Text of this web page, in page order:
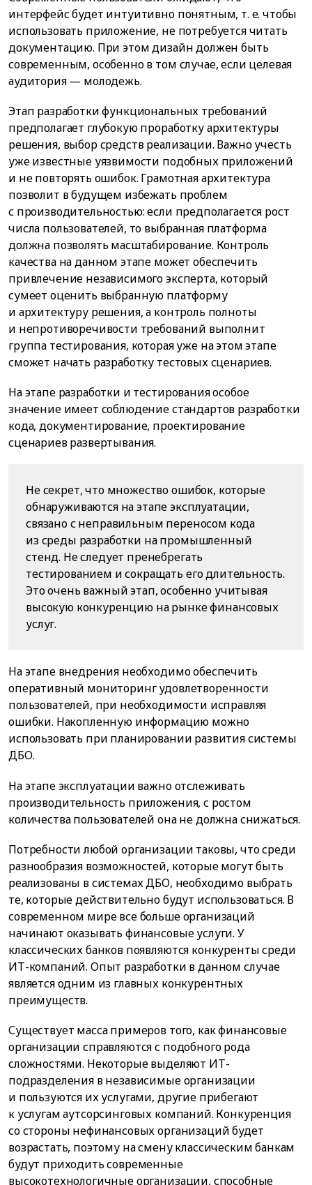
интерфейс будет интуитивно понятным, т. е. чтобы
использовать приложение, не потребуется читать
документацию. При этом дизайн должен быть
современным, особенно в том случае, если целевая
аудитория — молодежь.
Этап разработки функциональных требований
предполагает глубокую проработку архитектуры
решения, выбор средств реализации. Важно учесть
уже известные уязвимости подобных приложений
и не повторять ошибок. Грамотная архитектура
позволит в будущем избежать проблем
с производительностью: если предполагается рост
числа пользователей, то выбранная платформа
должна позволять масштабирование. Контроль
качества на данном этапе может обеспечить
привлечение независимого эксперта, который
сумеет оценить выбранную платформу
и архитектуру решения, а контроль полноты
и непротиворечивости требований выполнит
группа тестирования, которая уже на этом этапе
сможет начать разработку тестовых сценариев.
На этапе разработки и тестирования особое
значение имеет соблюдение стандартов разработки
кода, документирование, проектирование
сценариев развертывания.
Не секрет, что множество ошибок, которые
обнаруживаются на этапе эксплуатации,
связано с неправильным переносом кода
из среды разработки на промышленный
стенд. Не следует пренебрегать
тестированием и сокращать его длительность.
Это очень важный этап, особенно учитывая
высокую конкуренцию на рынке финансовых
услуг.
На этапе внедрения необходимо обеспечить
оперативный мониторинг удовлетворенности
пользователей, при необходимости исправляя
ошибки. Накопленную информацию можно
использовать при планировании развития системы
ДБО.
На этапе эксплуатации важно отслеживать
производительность приложения, с ростом
количества пользователей она не должна снижаться.
Потребности любой организации таковы, что среди
разнообразия возможностей, которые могут быть
реализованы в системах ДБО, необходимо выбрать
те, которые действительно будут использоваться. В
современном мире все больше организаций
начинают оказывать финансовые услуги. У
классических банков появляются конкуренты среди
ИТ-компаний. Опыт разработки в данном случае
является одним из главных конкурентных
преимуществ.
Существует масса примеров того, как финансовые
организации справляются с подобного рода
сложностями. Некоторые выделяют ИТ-
подразделения в независимые организации
и пользуются их услугами, другие прибегают
к услугам аутсорсинговых компаний. Конкуренция
со стороны нефинансовых организаций будет
возрастать, поэтому на смену классическим банкам
будут приходить современные
высокотехнологичные организации, способные